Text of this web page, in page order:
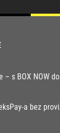
– s BOX NOW
a bez